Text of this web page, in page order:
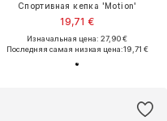
Спортивная кепка 'Motion'
19,71 €
Изначальная цена: 27,90 €
Последняя самая низкая цена:19,71 €